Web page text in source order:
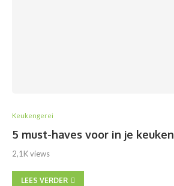
Keukengerei
5 must-haves voor in je keuken
2,1K views
LEES VERDER